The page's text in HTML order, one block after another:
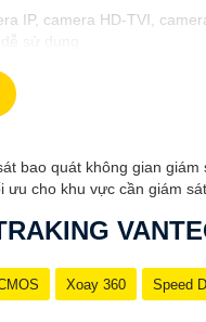
IP, camera HD-TVI,
mình, Camera Vantech
bao quát không gian
cho khu vực cần giám sát.
Xoay 360 Speed